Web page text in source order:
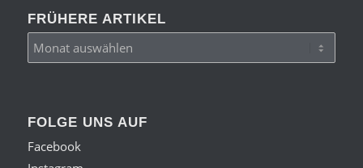
FRÜHERE ARTIKEL
FOLGE UNS AUF
Facebook